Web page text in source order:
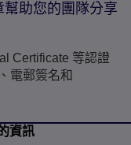
助您的團隊分享
Certificate 等認證
電郵簽名和
資訊